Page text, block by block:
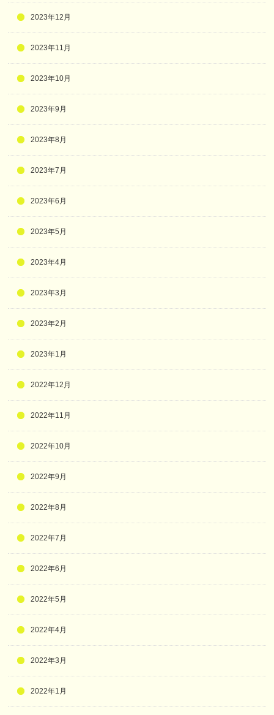
2023年12月
2023年11月
2023年10月
2023年9月
2023年8月
2023年7月
2023年6月
2023年5月
2023年4月
2023年3月
2023年2月
2023年1月
2022年12月
2022年11月
2022年10月
2022年9月
2022年8月
2022年7月
2022年6月
2022年5月
2022年4月
2022年3月
2022年1月